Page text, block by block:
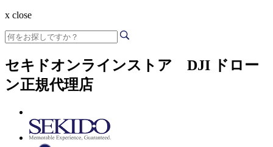
x close
セキドオンラインストア DJI ドロー
ン正規代理店